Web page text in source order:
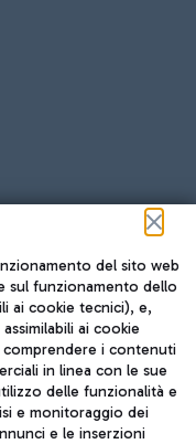
della vicinanza
Fiumicino da Roma
del sito web
sul funzionamento dello
ai cookie tecnici), e,
ai cookie
i contenuti
in linea con le sue
delle funzionalità e
e monitoraggio dei
e le inserzioni